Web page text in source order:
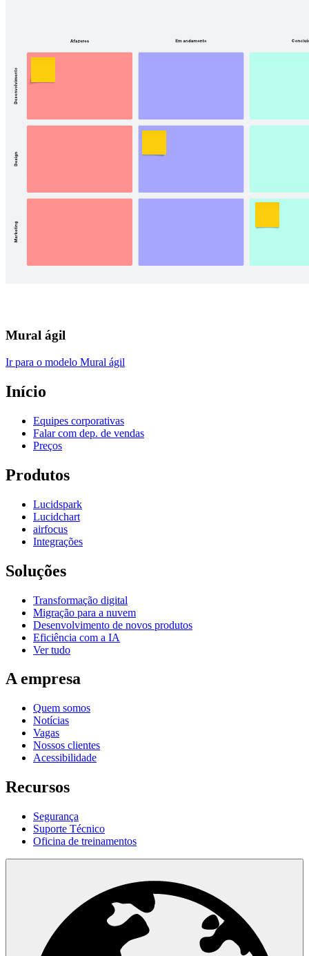
Mural ágil
Ir para o modelo Mural ágil
Início
Equipes corporativas
Falar com dep. de vendas
Preços
Produtos
Lucidspark
Lucidchart
airfocus
Integrações
Soluções
Transformação digital
Migração para a nuvem
Desenvolvimento de novos produtos
Eficiência com a IA
Ver tudo
A empresa
Quem somos
Notícias
Vagas
Nossos clientes
Acessibilidade
Recursos
Segurança
Suporte Técnico
Oficina de treinamentos